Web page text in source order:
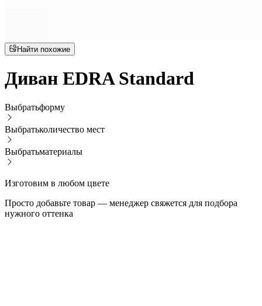
Найти похожие
Диван EDRA Standard
Выбратьформу
Выбратьколичество мест
Выбратьматериалы
Изготовим в любом цвете
Просто добавьте товар — менеджер свяжется для подбора
нужного оттенка